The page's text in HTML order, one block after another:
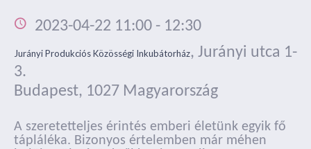
2023-04-22 11:00 - 12:30
Jurányi Produkciós Közösségi Inkubátorház, Jurányi utca 1-
3.
Budapest, 1027 Magyarország
A szeretetteljes érintés emberi életünk egyik fő
tápláléka. Bizonyos értelemben már méhen